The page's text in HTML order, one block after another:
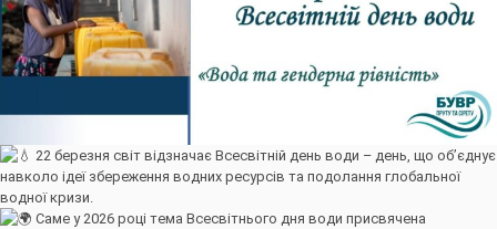
22 березня світ відзначає Всесвітній день води – день, що об’єднує
навколо ідеї збереження водних ресурсів та подолання глобальної
водної кризи.
Саме у 2026 році тема Всесвітнього дня води присвячена